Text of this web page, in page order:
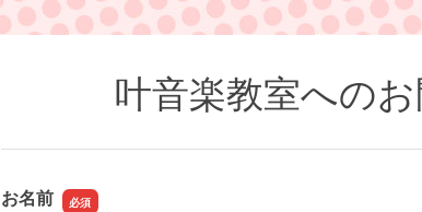
叶音楽教室への
お名前